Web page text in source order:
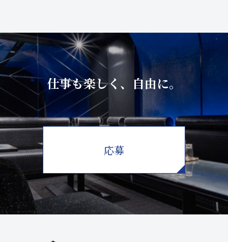
仕事も楽しく、自由に。
応募